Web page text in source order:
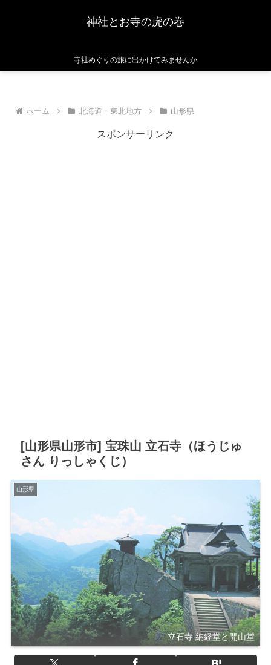
神社とお寺の虎の巻
寺社めぐりの旅に出かけてみませんか
ホーム 北海道・東北地方 山形県
スポンサーリンク
[山形県山形市] 宝珠山 立石寺（ほうじゅ
さん りっしゃくじ）
山形県
立石寺 納経堂と開山堂